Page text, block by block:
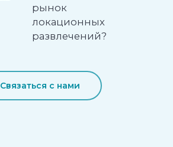
рынок
локационных
развлечений?
Связаться с нами